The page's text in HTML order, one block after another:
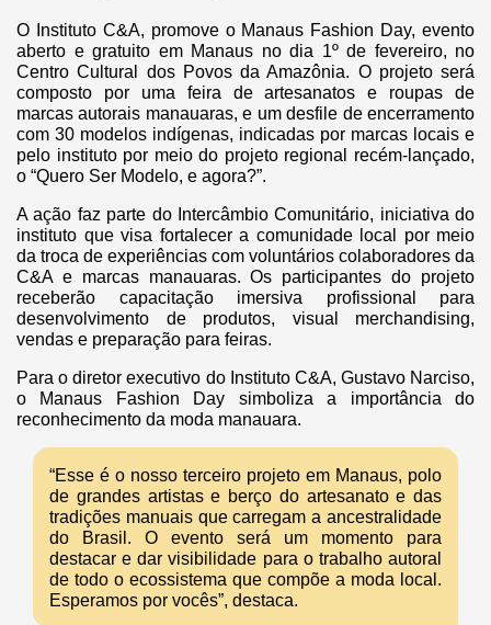
O Instituto C&A, promove o Manaus Fashion Day, evento
aberto e gratuito em Manaus no dia 1º de fevereiro, no
Centro Cultural dos Povos da Amazônia. O projeto será
composto por uma feira de artesanatos e roupas de
marcas autorais manauaras, e um desfile de encerramento
com 30 modelos indígenas, indicadas por marcas locais e
pelo instituto por meio do projeto regional recém-lançado,
o “Quero Ser Modelo, e agora?”.
A ação faz parte do Intercâmbio Comunitário, iniciativa do
instituto que visa fortalecer a comunidade local por meio
da troca de experiências com voluntários colaboradores da
C&A e marcas manauaras. Os participantes do projeto
receberão capacitação imersiva profissional para
desenvolvimento de produtos, visual merchandising,
vendas e preparação para feiras.
Para o diretor executivo do Instituto C&A, Gustavo Narciso,
o Manaus Fashion Day simboliza a importância do
reconhecimento da moda manauara.
“Esse é o nosso terceiro projeto em Manaus, polo
de grandes artistas e berço do artesanato e das
tradições manuais que carregam a ancestralidade
do Brasil. O evento será um momento para
destacar e dar visibilidade para o trabalho autoral
de todo o ecossistema que compõe a moda local.
Esperamos por vocês”, destaca.